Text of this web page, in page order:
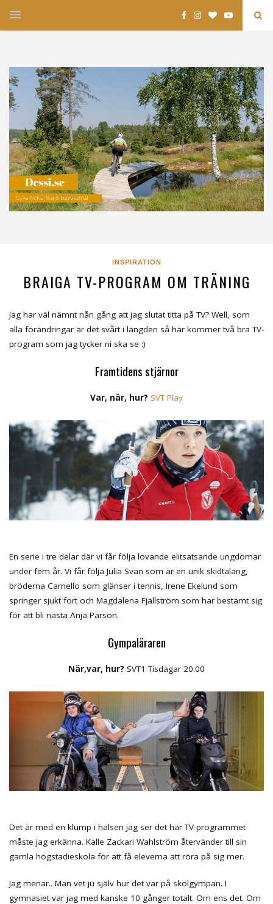
INSPIRATION
BRAIGA TV-PROGRAM OM TRÄNING
Jag har väl nämnt nån gång att jag slutat titta på TV? Well, som
alla förändringar är det svårt i längden så här kommer två bra TV-
program som jag tycker ni ska se :)
Framtidens stjärnor
Var, när, hur? SVT Play
En serie i tre delar där vi får följa lovande elitsatsande ungdomar
under fem år. Vi får följa Julia Svan som är en unik skidtalang,
bröderna Carnello som glänser i tennis, Irene Ekelund som
springer sjukt fort och Magdalena Fjällström som har bestämt sig
för att bli nästa Anja Pärson.
Gympaläraren
När,var, hur? SVT1 Tisdagar 20.00
Det är med en klump i halsen jag ser det här TV-programmet
måste jag erkänna. Kalle Zackari Wahlström återvänder till sin
gamla högstadieskola för att få eleverna att röra på sig mer.
Jag menar.. Man vet ju själv hur det var på skolgympan. I
gymnasiet var jag med kanske 10 gånger totalt. Om ens det. Om